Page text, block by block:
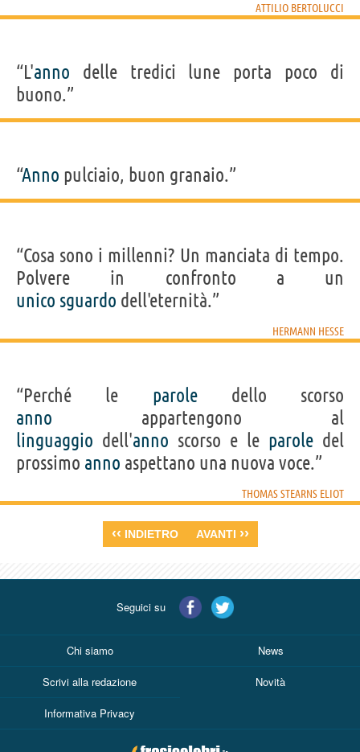
ATTILIO BERTOLUCCI
“L'anno delle tredici lune porta poco di
buono.”
“Anno pulciaio, buon granaio.”
“Cosa sono i millenni? Un manciata di tempo.
Polvere in confronto a un
unico sguardo dell'eternità.”
HERMANN HESSE
“Perché le paroledello scorso
anno appartengono al
linguaggio dell'anno scorso e le parole del
prossimo anno aspettano una nuova voce.”
THOMAS STEARNS ELIOT
‹‹ INDIETRO AVANTI ››
Seguici su
Chi siamo News
Scrivi alla redazione Novità
Informativa Privacy